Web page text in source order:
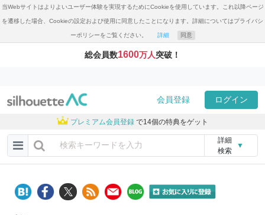
当Webサイトはよりよいユーザー体験を実現するためにCookieを使用しています。これ以降ページ
を遷移した場合、Cookieの設定および使用に同意したことになります。詳細についてはプライバシ
ーポリシーをご覧ください。 詳細 同意
総会員数1600万人突破！
会員登録 ログイン
プレミアム会員登録 で14個の特典をゲット
詳細
検索
▼